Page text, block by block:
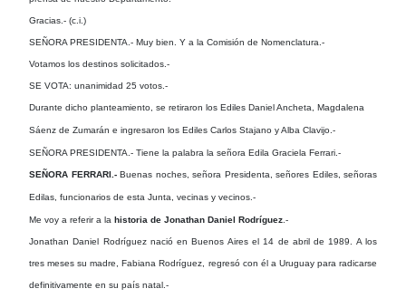
Gracias.- (c.i.)
SEÑORA PRESIDENTA.- Muy bien. Y a la Comisión de Nomenclatura.-
Votamos los destinos solicitados.-
SE VOTA: unanimidad 25 votos.-
Durante dicho planteamiento, se retiraron los Ediles Daniel Ancheta, Magdalena
Sáenz de Zumarán e ingresaron los Ediles Carlos Stajano y Alba Clavijo.-
SEÑORA PRESIDENTA.- Tiene la palabra la señora Edila Graciela Ferrari.-
SEÑORA FERRARI.- Buenas noches, señora Presidenta, señores Ediles, señoras
Edilas, funcionarios de esta Junta, vecinas y vecinos.-
Me voy a referir a la historia de Jonathan Daniel Rodríguez .-
Jonathan Daniel Rodríguez nació en Buenos Aires el 14 de abril de 1989. A los
tres meses su madre, Fabiana Rodríguez, regresó con él a Uruguay para radicarse
definitivamente en su país natal.-